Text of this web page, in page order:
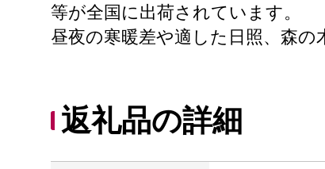
等が全国に出荷されています。
昼夜の寒暖差や適した日照、森
返礼品の詳細